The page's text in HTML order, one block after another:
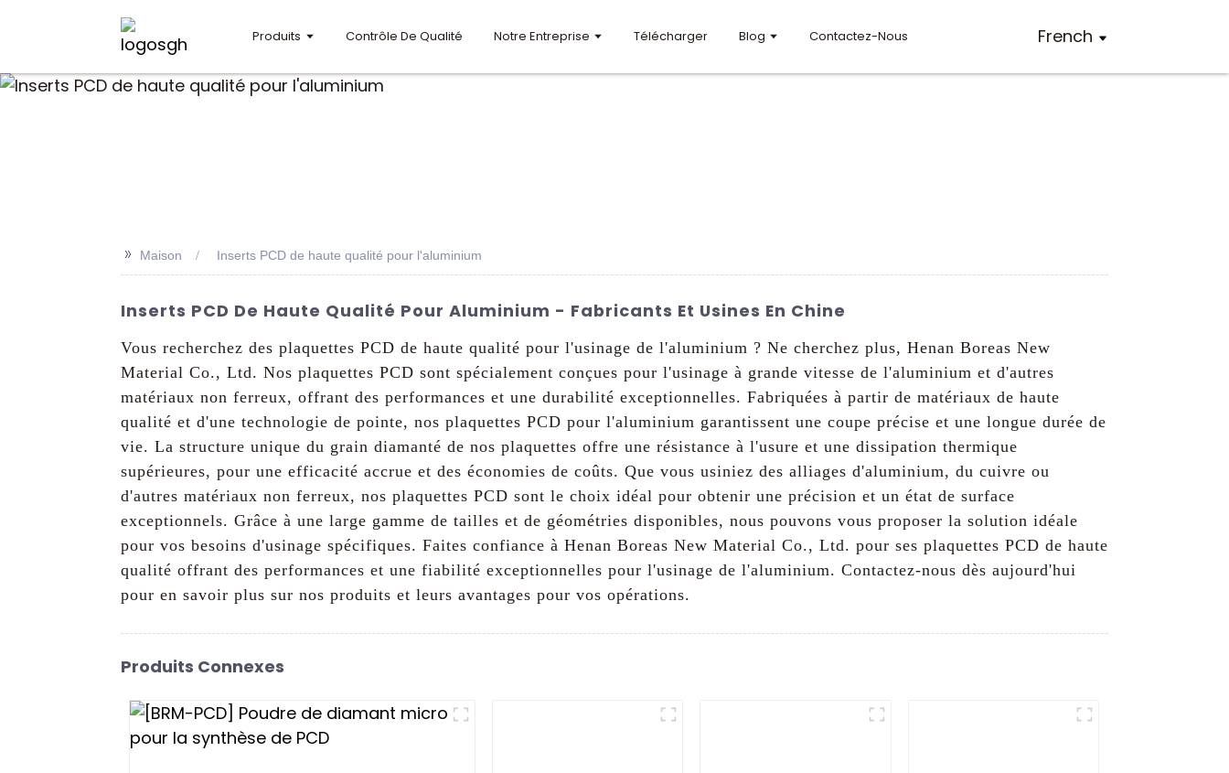
Produits Contrôle De Qualité Notre Entreprise Télécharger Blog Contactez-Nous French
>> Maison Inserts PCD de haute qualité pour l'aluminium
Inserts PCD De Haute Qualité Pour Aluminium - Fabricants Et Usines En Chine
Vous recherchez des plaquettes PCD de haute qualité pour l'usinage de l'aluminium ? Ne cherchez plus, Henan Boreas New
Material Co., Ltd. Nos plaquettes PCD sont spécialement conçues pour l'usinage à grande vitesse de l'aluminium et d'autres
matériaux non ferreux, offrant des performances et une durabilité exceptionnelles. Fabriquées à partir de matériaux de haute
qualité et d'une technologie de pointe, nos plaquettes PCD pour l'aluminium garantissent une coupe précise et une longue durée de
vie. La structure unique du grain diamanté de nos plaquettes offre une résistance à l'usure et une dissipation thermique
supérieures, pour une efficacité accrue et des économies de coûts. Que vous usiniez des alliages d'aluminium, du cuivre ou
d'autres matériaux non ferreux, nos plaquettes PCD sont le choix idéal pour obtenir une précision et un état de surface
exceptionnels. Grâce à une large gamme de tailles et de géométries disponibles, nous pouvons vous proposer la solution idéale
pour vos besoins d'usinage spécifiques. Faites confiance à Henan Boreas New Material Co., Ltd. pour ses plaquettes PCD de haute
qualité offrant des performances et une fiabilité exceptionnelles pour l'usinage de l'aluminium. Contactez-nous dès aujourd'hui
pour en savoir plus sur nos produits et leurs avantages pour vos opérations.
Produits Connexes